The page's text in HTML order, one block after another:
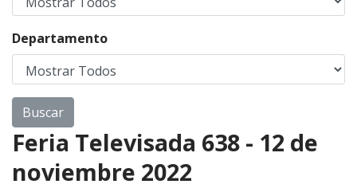
Departamento
Feria Televisada 638 - 12 de
noviembre 2022